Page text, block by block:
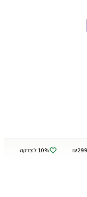
10% לצדקה